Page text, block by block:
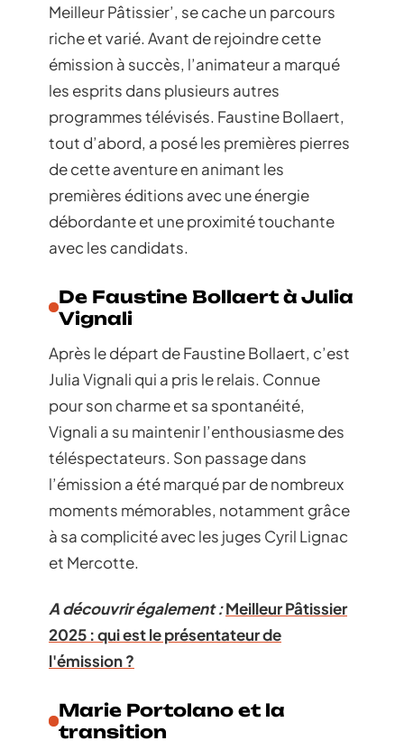
Meilleur Pâtissier’, se cache un parcours
riche et varié. Avant de rejoindre cette
émission à succès, l’animateur a marqué
les esprits dans plusieurs autres
programmes télévisés. Faustine Bollaert,
tout d’abord, a posé les premières pierres
de cette aventure en animant les
premières éditions avec une énergie
débordante et une proximité touchante
avec les candidats.
De Faustine Bollaert à Julia
Vignali
Après le départ de Faustine Bollaert, c’est
Julia Vignali qui a pris le relais. Connue
pour son charme et sa spontanéité,
Vignali a su maintenir l’enthousiasme des
téléspectateurs. Son passage dans
l’émission a été marqué par de nombreux
moments mémorables, notamment grâce
à sa complicité avec les juges Cyril Lignac
et Mercotte.
A découvrir également :Meilleur Pâtissier
2025 : qui est le présentateur de
l'émission ?
Marie Portolano et la
transition